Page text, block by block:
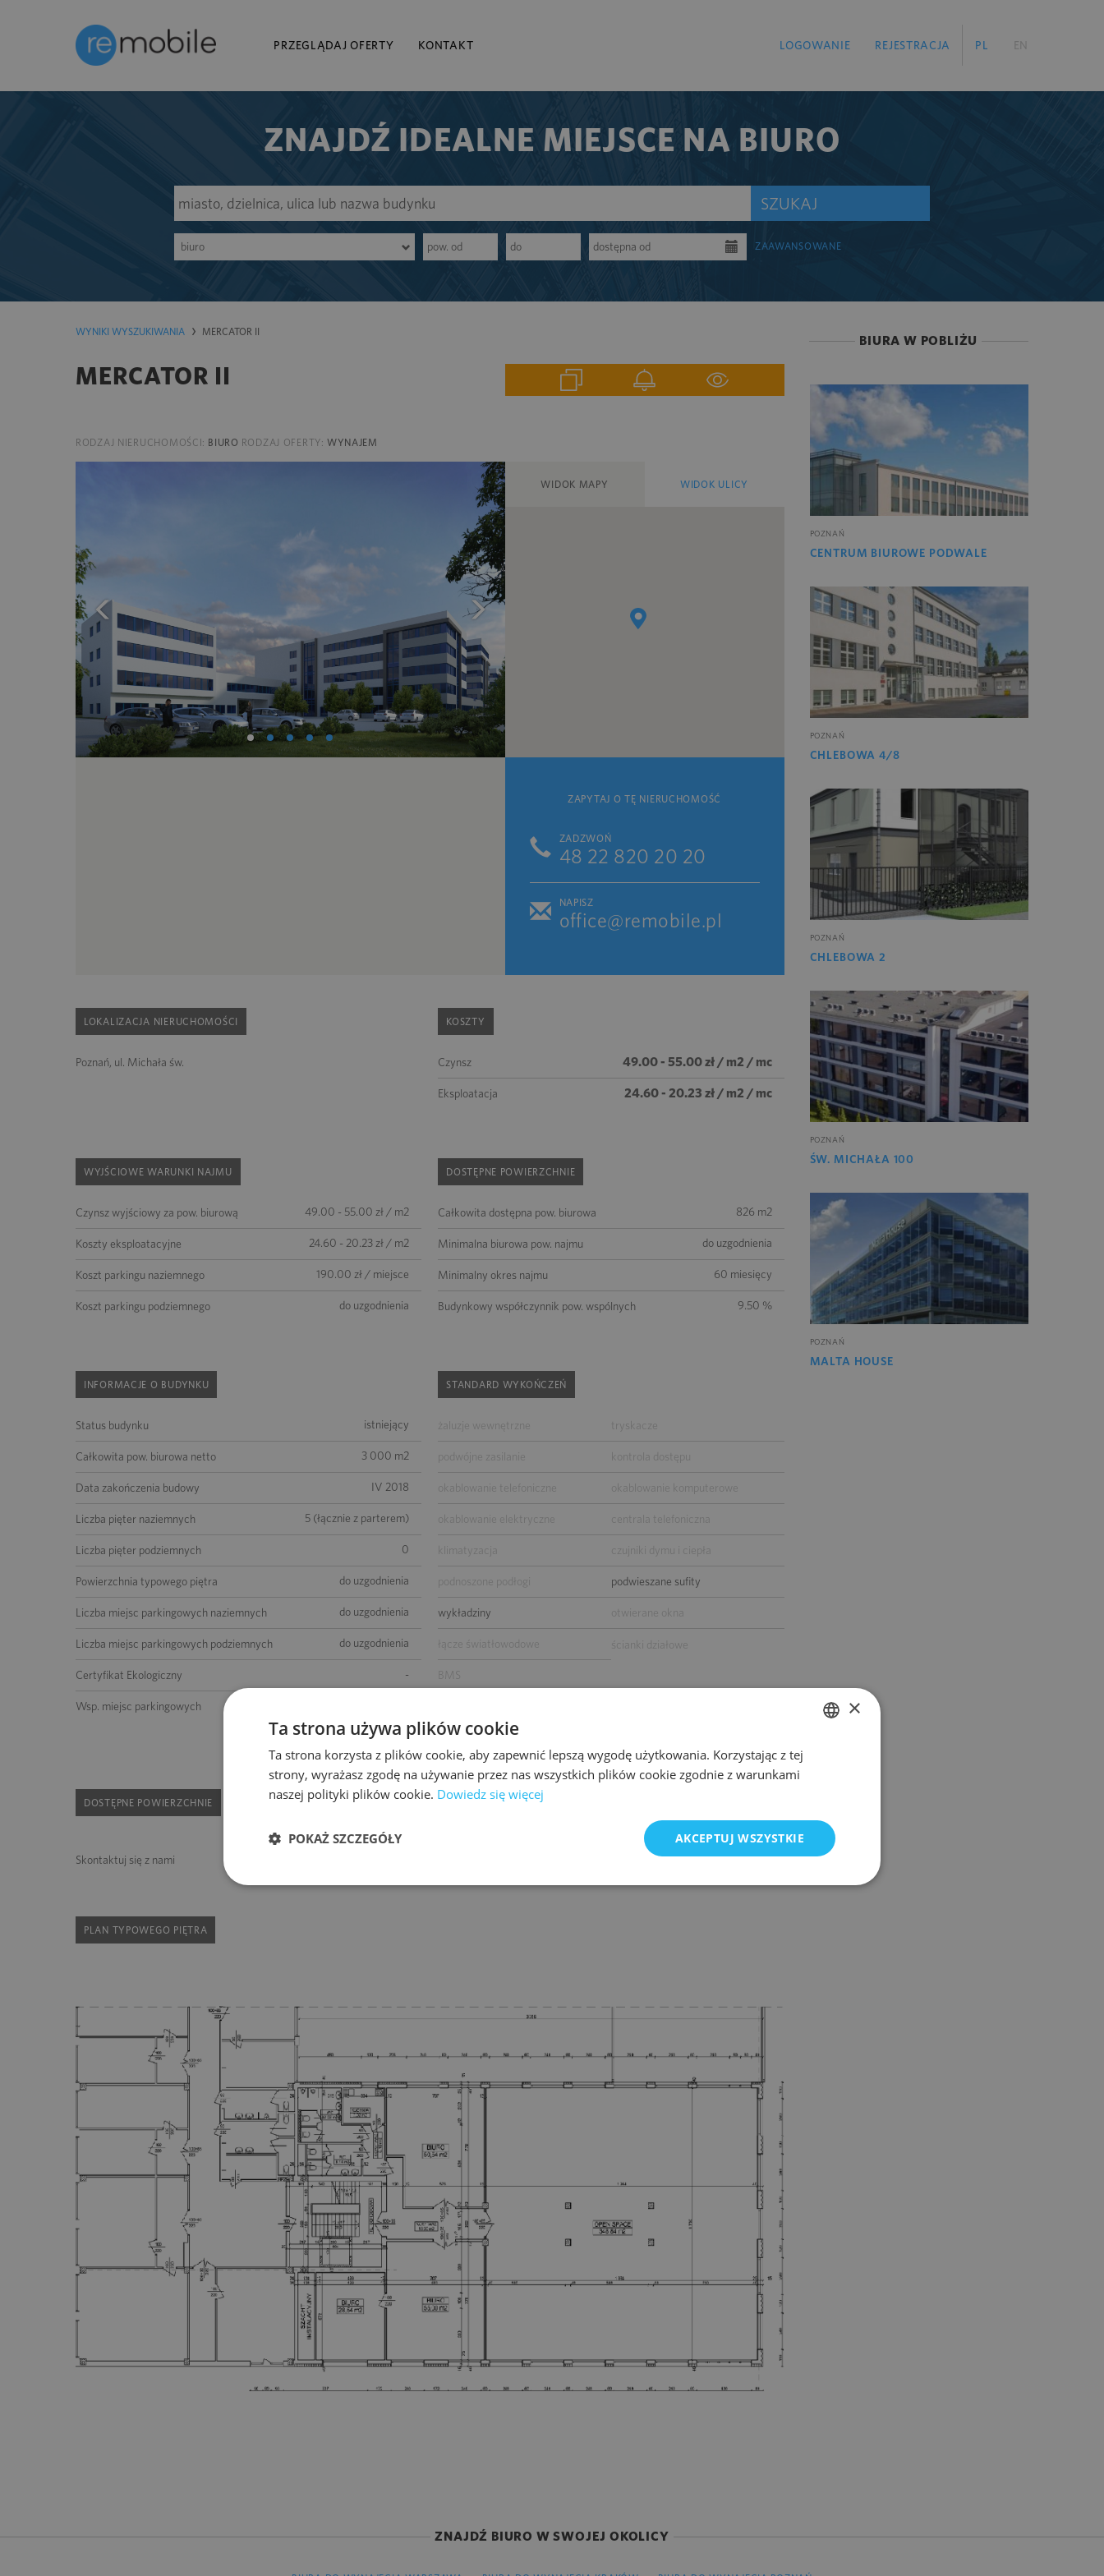
PRZEGLĄDAJ OFERTY KONTAKT PL EN
LOGOWANIE REJESTRACJA
ZNAJDŹ IDEALNE MIEJSCE NA BIURO
biuro
SZUKAJ
ZAAWANSOWANE
WYNIKI WYSZUKIWANIA MERCATOR II
MERCATOR II
RODZAJ NIERUCHOMOŚCI: BIURO RODZAJ OFERTY: WYNAJEM
WIDOK MAPY WIDOK ULICY
ZAPYTAJ O TĘ NIERUCHOMOŚĆ
ZADZWOŃ
48 22 820 20 20
NAPISZ
office@remobile.pl
LOKALIZACJA NIERUCHOMOŚCI
Poznań, ul. Michała św.
KOSZTY
Czynsz 49.00 - 55.00 zł / m2 / mc
Eksploatacja 24.60 - 20.23 zł / m2 / mc
WYJŚCIOWE WARUNKI NAJMU
Czynsz wyjściowy za pow. biurową 49.00 - 55.00 zł / m2
Koszty eksploatacyjne 24.60 - 20.23 zł / m2
Koszt parkingu naziemnego 190.00 zł / miejsce
Koszt parkingu podziemnego do uzgodnienia
DOSTĘPNE POWIERZCHNIE
Całkowita dostępna pow. biurowa 826 m2
Minimalna biurowa pow. najmu do uzgodnienia
Minimalny okres najmu 60 miesięcy
Budynkowy współczynnik pow. wspólnych 9.50 %
INFORMACJE O BUDYNKU
Status budynku istniejący
Całkowita pow. biurowa netto 3 000 m2
Data zakończenia budowy IV 2018
Liczba pięter naziemnych 5 (łącznie z parterem)
Liczba pięter podziemnych 0
Powierzchnia typowego piętra do uzgodnienia
Liczba miejsc parkingowych naziemnych do uzgodnienia
Liczba miejsc parkingowych podziemnych do uzgodnienia
Certyfikat Ekologiczny -
Wsp. miejsc parkingowych
STANDARD WYKOŃCZEŃ
żaluzje wewnętrzne tryskacze
podwójne zasilanie kontrola dostępu
okablowanie telefoniczne okablowanie komputerowe
okablowanie elektryczne centrala telefoniczna
klimatyzacja czujniki dymu i ciepła
podnoszone podłogi podwieszane sufity
wykładziny otwierane okna
łącze światłowodowe ścianki działowe
BMS
DOSTĘPNE POWIERZCHNIE
Skontaktuj się z nami
PLAN TYPOWEGO PIĘTRA
BIURA W POBLIŻU
POZNAŃ
CENTRUM BIUROWE PODWALE
POZNAŃ
CHLEBOWA 4/8
POZNAŃ
CHLEBOWA 2
POZNAŃ
ŚW. MICHAŁA 100
POZNAŃ
MALTA HOUSE
ZNAJDŹ BIURO W SWOJEJ OKOLICY
×
Ta strona używa plików cookie
Ta strona korzysta z plików cookie, aby zapewnić lepszą wygodę użytkowania. Korzystając z tej
strony, wyrażasz zgodę na używanie przez nas wszystkich plików cookie zgodnie z warunkami
naszej polityki plików cookie. Dowiedz się więcej
AKCEPTUJ WSZYSTKIE
POKAŻ SZCZEGÓŁY